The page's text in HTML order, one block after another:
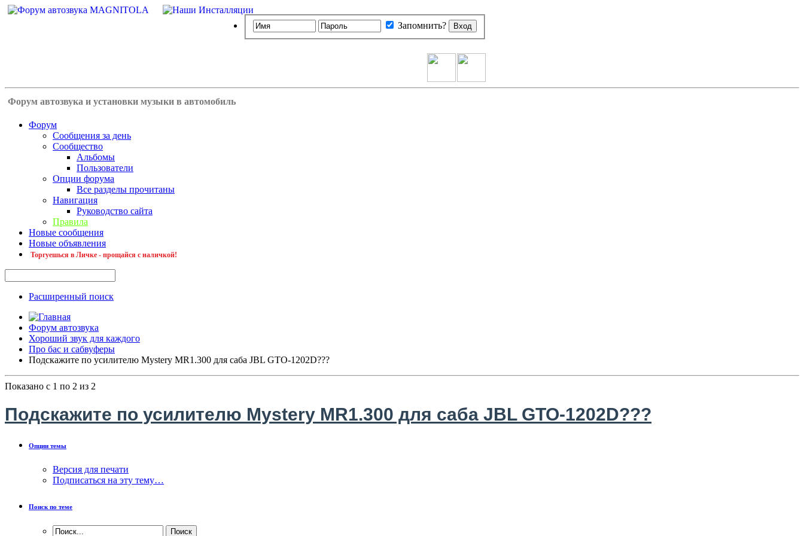
Запомнить?
Форум автозвука и установки музыки в автомобиль
Форум
Сообщения за день
Сообщество
Альбомы
Пользователи
Опции форума
Все разделы прочитаны
Навигация
Руководство сайта
Правила
Новые сообщения
Новые объявления
Торгуешься в Личке - прощайся с наличкой!
Расширенный поиск
Форум автозвука
Хороший звук для каждого
Про бас и сабвуферы
Подскажите по усилителю Mystery MR1.300 для саба JBL GTO-1202D???
Показано с 1 по 2 из 2
Подскажите по усилителю Mystery MR1.300 для саба JBL GTO-1202D???
Опции темы
Версия для печати
Подписаться на эту тему…
Поиск по теме